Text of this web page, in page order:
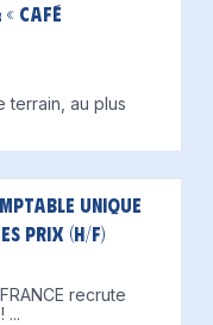
Café
terrain, au plus
unique
Prix (H/F)
recrute
...